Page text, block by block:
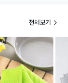
전체보기